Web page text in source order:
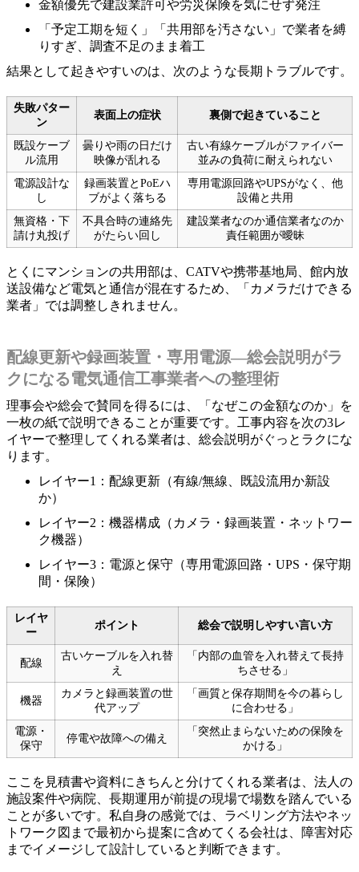
金額優先で建設業許可や労災保険を気にせず発注
「予定工期を短く」「共用部を汚さない」で業者を縛
りすぎ、調査不足のまま着工
結果として起きやすいのは、次のような長期トラブルです。
失敗パター
ン
表面上の症状 裏側で起きていること
既設ケーブ
ル流用
曇りや雨の日だけ
映像が乱れる
古い有線ケーブルがファイバー
並みの負荷に耐えられない
電源設計な
し
録画装置とPoEハ
ブがよく落ちる
専用電源回路やUPSがなく、他
設備と共用
無資格・下
請け丸投げ
不具合時の連絡先
がたらい回し
建設業者なのか通信業者なのか
責任範囲が曖昧
とくにマンションの共用部は、CATVや携帯基地局、館内放
送設備など電気と通信が混在するため、「カメラだけできる
業者」では調整しきれません。
配線更新や録画装置・専用電源―総会説明がラ
クになる電気通信工事業者への整理術
理事会や総会で賛同を得るには、「なぜこの金額なのか」を
一枚の紙で説明できることが重要です。工事内容を次の3レ
イヤーで整理してくれる業者は、総会説明がぐっとラクにな
ります。
レイヤー1：配線更新（有線/無線、既設流用か新設
か）
レイヤー2：機器構成（カメラ・録画装置・ネットワー
ク機器）
レイヤー3：電源と保守（専用電源回路・UPS・保守期
間・保険）
レイヤ
ー
ポイント 総会で説明しやすい言い方
配線
古いケーブルを入れ替
え
「内部の血管を入れ替えて長持
ちさせる」
機器
カメラと録画装置の世
代アップ
「画質と保存期間を今の暮らし
に合わせる」
電源・
保守
停電や故障への備え
「突然止まらないための保険を
かける」
ここを見積書や資料にきちんと分けてくれる業者は、法人の
施設案件や病院、長期運用が前提の現場で場数を踏んでいる
ことが多いです。私自身の感覚では、ラベリング方法やネッ
トワーク図まで最初から提案に含めてくる会社は、障害対応
までイメージして設計していると判断できます。